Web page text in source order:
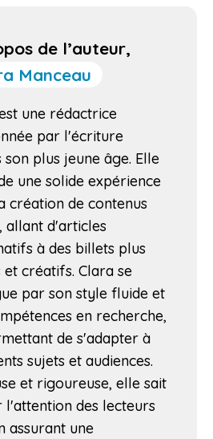
de l’auteur,
Manceau
une rédactrice
par l'écriture
son plus jeune âge. Elle
une solide expérience
création de contenus
allant d'articles
à des billets plus
et créatifs. Clara se
par son style fluide et
en recherche,
de s'adapter à
sujets et audiences.
et rigoureuse, elle sait
l'attention des lecteurs
assurant une